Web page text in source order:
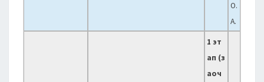
О.
А.
1 эт
ап (з
аоч